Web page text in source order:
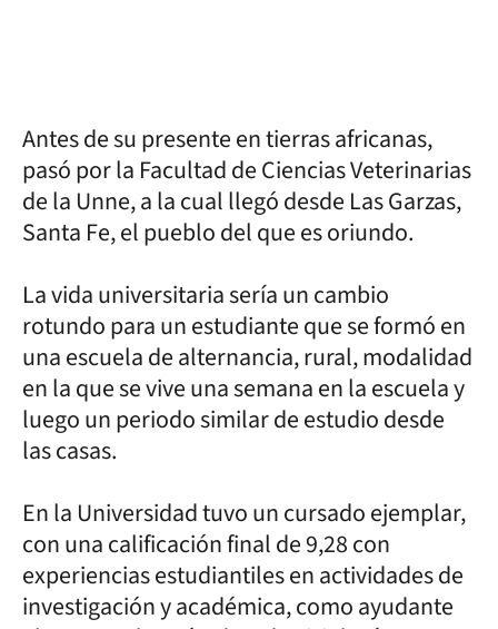
Antes de su presente en tierras africanas,
pasó por la Facultad de Ciencias Veterinarias
de la Unne, a la cual llegó desde Las Garzas,
Santa Fe, el pueblo del que es oriundo.
La vida universitaria sería un cambio
rotundo para un estudiante que se formó en
una escuela de alternancia, rural, modalidad
en la que se vive una semana en la escuela y
luego un periodo similar de estudio desde
las casas.
En la Universidad tuvo un cursado ejemplar,
con una calificación final de 9,28 con
experiencias estudiantiles en actividades de
investigación y académica, como ayudante